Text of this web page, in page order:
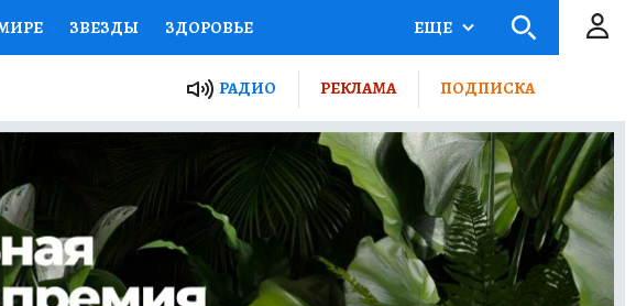
ЗВЕЗДЫ ЗДОРОВЬЕ
ПРОЕКТЫ РОССИИ
ЖЕНСКИЕ СЕКРЕТЫ ПУТЕВОДИТЕЛЬ
ДЕФИЦИТ ЖЕЛЕЗА ТУРИЗМ
У НАС ГИД ПОТРЕБИТЕЛЯ ВСЕ О КП
ЕЩЕ
РАДИО РЕКЛАМА ПОДПИСКА